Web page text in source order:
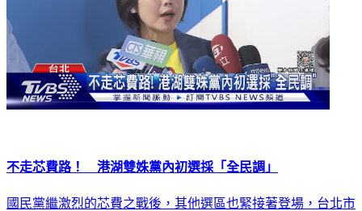
不走芯費路！ 港湖雙姝黨內初選採「全民調」
國民黨繼激烈的芯費之戰後，其他選區也緊接著登場，台北市